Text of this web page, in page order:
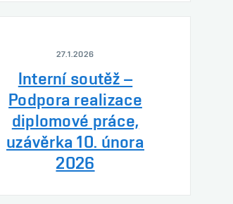
27.1.2026
Interní soutěž –
Podpora realizace
diplomové práce,
uzávěrka 10. února
2026